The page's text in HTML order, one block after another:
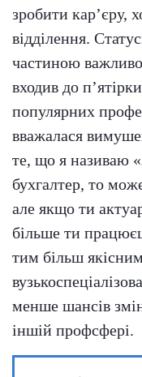
зробити кар’єру,
відділення.
частиною
входив до
популярних
вважалася
те, що я називаю
бухгалтер, то
але якщо ти
більше ти
тим більш
менше шансів
іншій профсфері.